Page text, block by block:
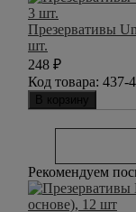
Презервативы
шт.
248 ₽
Код товара: 437-
В корзину
Рекомендуем